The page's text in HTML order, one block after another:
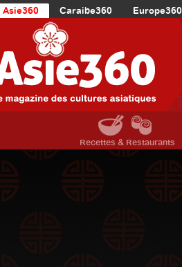
Asie360 Caraibe360 Europe360
Recettes & Restaurants